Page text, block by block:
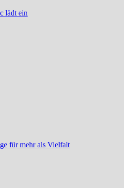
lädt ein
für mehr als Vielfalt